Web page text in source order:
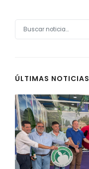
ÚLTIMAS NOTICIAS